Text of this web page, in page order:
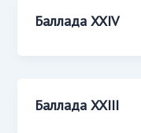
Баллада XXIV
Баллада XXIII